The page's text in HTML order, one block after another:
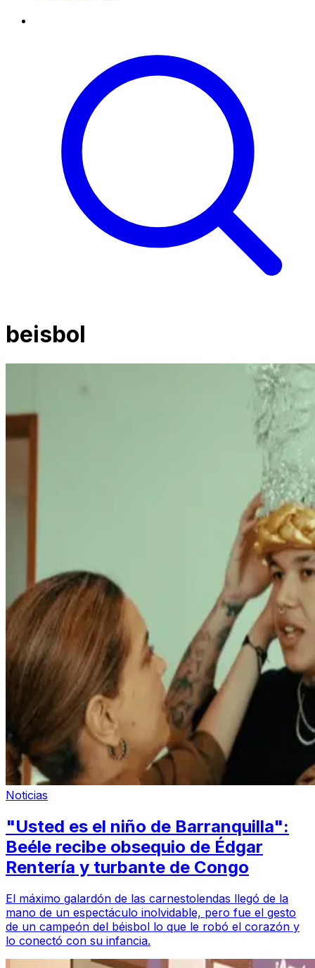
beisbol
Noticias
"Usted es el niño de Barranquilla":
Beéle recibe obsequio de Édgar
Rentería y turbante de Congo
El máximo galardón de las carnestolendas llegó de la
mano de un espectáculo inolvidable, pero fue el gesto
de un campeón del béisbol lo que le robó el corazón y
lo conectó con su infancia.